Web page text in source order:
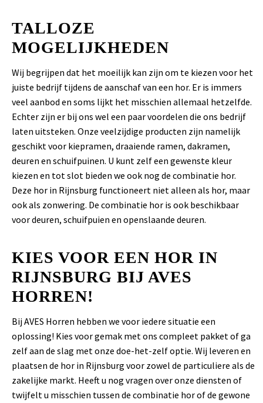
TALLOZE
MOGELIJKHEDEN
Wij begrijpen dat het moeilijk kan zijn om te kiezen voor het
juiste bedrijf tijdens de aanschaf van een hor. Er is immers
veel aanbod en soms lijkt het misschien allemaal hetzelfde.
Echter zijn er bij ons wel een paar voordelen die ons bedrijf
laten uitsteken. Onze veelzijdige producten zijn namelijk
geschikt voor kiepramen, draaiende ramen, dakramen,
deuren en schuifpuinen. U kunt zelf een gewenste kleur
kiezen en tot slot bieden we ook nog de combinatie hor.
Deze hor in Rijnsburg functioneert niet alleen als hor, maar
ook als zonwering. De combinatie hor is ook beschikbaar
voor deuren, schuifpuien en openslaande deuren.
KIES VOOR EEN HOR IN
RIJNSBURG BIJ AVES
HORREN!
Bij AVES Horren hebben we voor iedere situatie een
oplossing! Kies voor gemak met ons compleet pakket of ga
zelf aan de slag met onze doe-het-zelf optie. Wij leveren en
plaatsen de hor in Rijnsburg voor zowel de particuliere als de
zakelijke markt. Heeft u nog vragen over onze diensten of
twijfelt u misschien tussen de combinatie hor of de gewone